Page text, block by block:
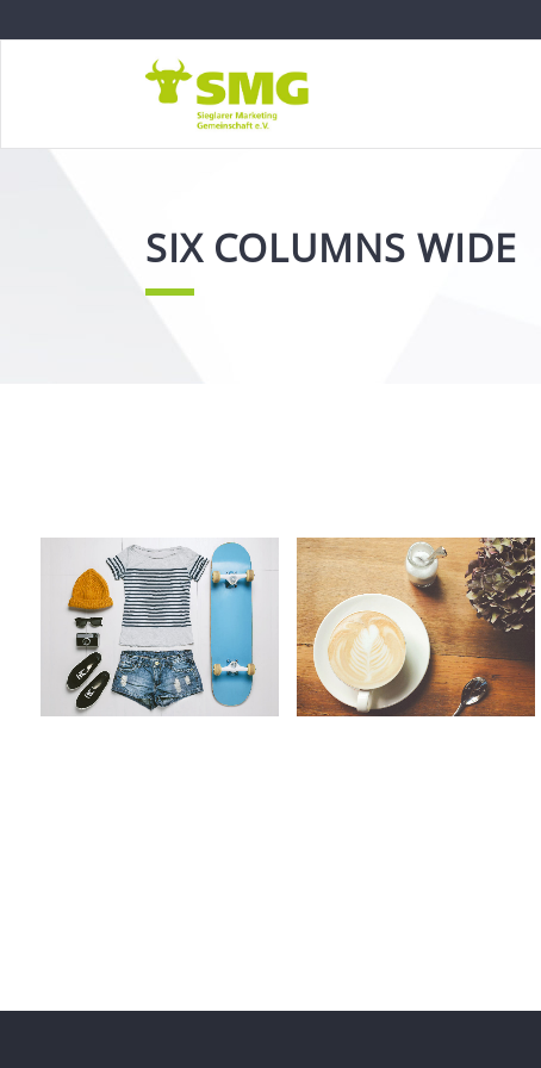
SIX COLUMNS WIDE
67B CONSTRUCTION
STUDIO
Business
ZOOM VIEW
FAST VECTOR MOBILE
Art, Business
ZOOM VIEW